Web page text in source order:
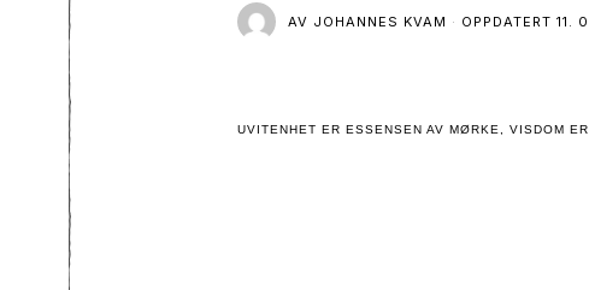
AV JOHANNES KVAM OPPDATERT 11.
UVITENHET ER ESSENSEN AV MØRKE, VISDOM